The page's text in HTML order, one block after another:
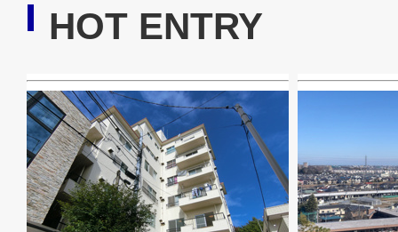
HOT ENTRY